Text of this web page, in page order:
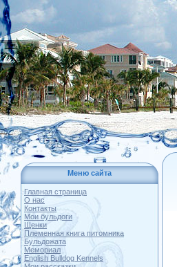
Меню сайта
Главная страница
О нас
Контакты
Мои бульдоги
Щенки
Племенная книга питомника
Бульдожата
Мемориал
English Bulldog Kennels